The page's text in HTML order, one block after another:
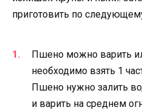
приготовить по
Пшено можно варить
необходимо взять 1
Пшено нужно залить
и варить на среднем